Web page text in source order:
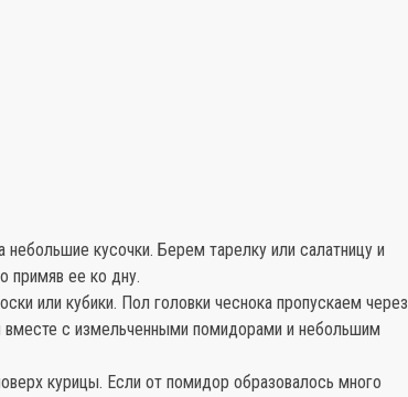
кусочки. Берем тарелку или салатницу и
примяв ее ко дну.
или кубики. Пол головки чеснока пропускаем через
с измельченными помидорами и небольшим
курицы. Если от помидор образовалось много